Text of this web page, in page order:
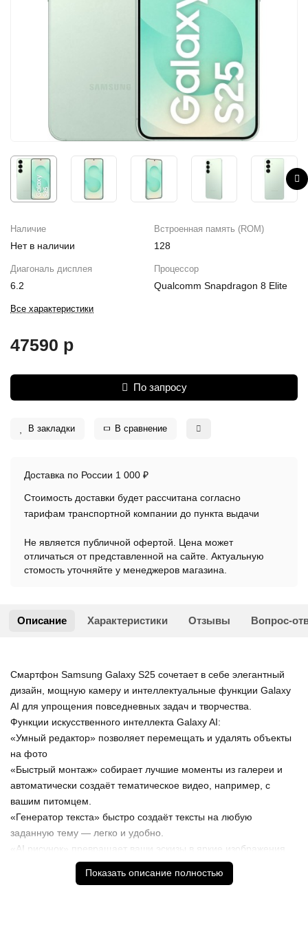
Mac Mini
AirTag
HomePod
Наличие
Нет в наличии
Встроенная память (ROM)
128
Диагональ дисплея
6.2
Процессор
Qualcomm Snapdragon 8 Elite
Все характеристики
47590 р
По запросу
В закладки В сравнение
Доставка по России 1 000 ₽
Стоимость доставки будет рассчитана согласно
тарифам транспортной компании до пункта выдачи
Не является публичной офертой. Цена может
отличаться от представленной на сайте. Актуальную
стомость уточняйте у менеджеров магазина.
Описание Характеристики Отзывы Вопрос-
Смартфон Samsung Galaxy S25 сочетает в себе элегантный
дизайн, мощную камеру и интеллектуальные функции Galaxy
AI для упрощения повседневных задач и творчества.
Функции искусственного интеллекта Galaxy AI:
«Умный редактор» позволяет перемещать и удалять объекты
на фото
«Быстрый монтаж» собирает лучшие моменты из галереи и
автоматически создаёт тематическое видео, например, с
вашим питомцем.
«Генератор текста» быстро создаёт тексты на любую
заданную тему — легко и удобно.
«AI рисунок» превращает ваши эскизы в яркие изображения,
которые можно добавить на фото или использовать для
Показать описание полностью